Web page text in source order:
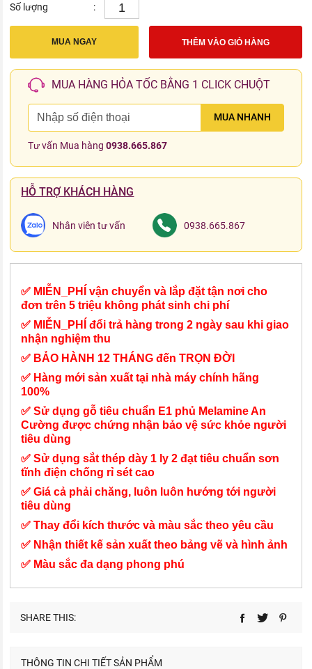
Số lượng :
MUA NGAY THÊM VÀO GIỎ HÀNG
MUA HÀNG HỎA TỐC BẰNG 1 CLICK CHUỘT
MUA NHANH
Tư vấn Mua hàng0938.665.867
HỖ TRỢ KHÁCH HÀNG
Nhân viên tư vấn 0938.665.867
✅ MIỄN_PHÍ vận chuyển và lắp đặt tận nơi cho
đơn trên 5 triệu không phát sinh chi phí
✅ MIỄN_PHÍ đổi trả hàng trong 2 ngày sau khi giao
nhận nghiệm thu
✅ BẢO HÀNH 12 THÁNG đến TRỌN ĐỜI
✅ Hàng mới sản xuất tại nhà máy chính hãng
100%
✅ Sử dụng gỗ tiêu chuẩn E1 phủ Melamine An
Cường được chứng nhận bảo vệ sức khỏe người
tiêu dùng
✅ Sử dụng sắt thép dày 1 ly 2 đạt tiêu chuẩn sơn
tĩnh điện chống rỉ sét cao
✅ Giá cả phải chăng, luôn luôn hướng tới người
tiêu dùng
✅ Thay đổi kích thước và màu sắc theo yêu cầu
✅ Nhận thiết kế sản xuất theo bảng vẽ và hình ảnh
✅ Màu sắc đa dạng phong phú
SHARE THIS:
THÔNG TIN CHI TIẾT SẢN PHẨM